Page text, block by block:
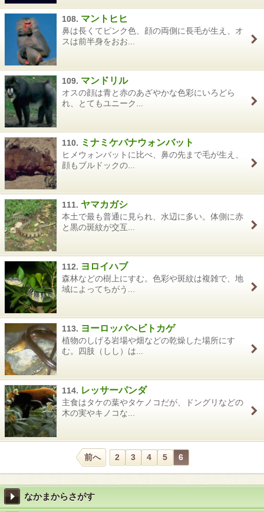
108. マントヒヒ
鼻は長くてピンク色、顔の両側に長毛が生え、オ
スは前半身をおお...
109. マンドリル
オスの顔は青と赤のあざやかな色彩にいろどら
れ、とてもユニーク...
110. ミナミケバナウォンバット
ヒメウォンバットに比べ、鼻の先まで毛が生え、
顔もブルドックの...
111. ヤマカガシ
本土で最も普通に見られ、水辺に多い。体側に赤
と黒の斑紋が交互...
112. ヨロイハブ
森林などの樹上にすむ。色彩や斑紋は複雑で、地
域によってちがう...
113. ヨーロッパヘビトカゲ
植物のしげる岩場や畑などの乾燥した場所にす
む。四肢（しし）は...
114. レッサーパンダ
主食はタケの葉やタケノコだが、ドングリなどの
木の実やキノコな...
前へ 2 3 4 5 6
なかまからさがす